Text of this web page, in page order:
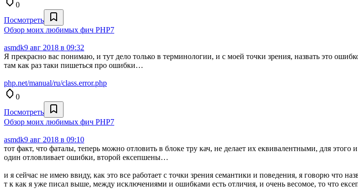
0
Посмотреть
Обзор моих любимых фич PHP7
asmdk9 авг 2018 в 09:32
Я прекрасно вас понимаю, и тут дело только в терминологии, и с моей точки зрения, назвать это
там как раз таки пишеться про ошибки…
php.net/manual/ru/class.error.php
0
Посмотреть
Обзор моих любимых фич PHP7
asmdk9 авг 2018 в 09:10
тот факт, что фаталы, теперь можно отловить в блоке тру кач, не делает их еквивалентными, для
один отловливает ошибки, второй ексепшены…
и я сейчас не имею ввиду, как это все работает с точки зрения семантики и поведения, я говорю что
т к как я уже писал выше, между исключениями и ошибками есть отличия, и очень весомое, то что